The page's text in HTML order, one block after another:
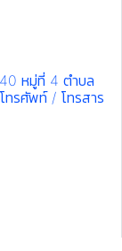
หมู่ที่ 4 ตำบล
ทรศัพท์ / โทรสาร